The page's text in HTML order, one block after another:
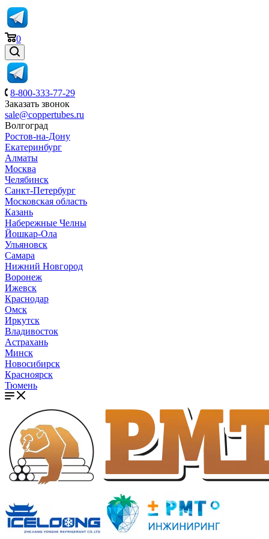
0
8-800-333-77-29
Заказать звонок
sale@coppertubes.ru
Волгоград
Ростов-на-Дону
Екатеринбург
Алматы
Москва
Челябинск
Санкт-Петербург
Московская область
Казань
Набережные Челны
Йошкар-Ола
Ульяновск
Самара
Нижний Новгород
Воронеж
Ижевск
Краснодар
Омск
Иркутск
Владивосток
Астрахань
Минск
Новосибирск
Красноярск
Тюмень